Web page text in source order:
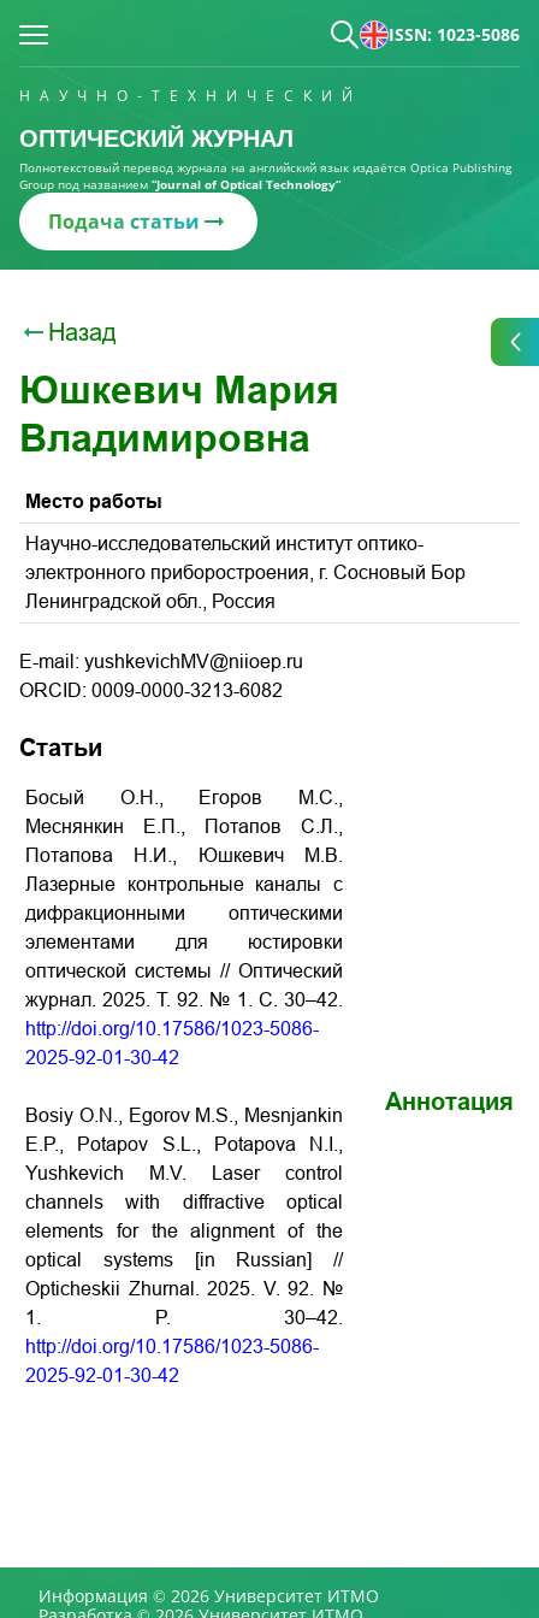
ISSN: 1023-5086
НАУЧНО-ТЕХНИЧЕСКИЙ
ОПТИЧЕСКИЙ ЖУРНАЛ
Полнотекстовый перевод журнала на английский язык издаётся Optica Publishing
Group под названием “Journal of Optical Technology“
Подача статьи
Назад
Юшкевич Мария
Владимировна
Место работы
Научно-исследовательский институт оптико-
электронного приборостроения, г. Сосновый Бор
Ленинградской обл., Россия
E-mail: yushkevichMV@niioep.ru
ORCID: 0009-0000-3213-6082
Статьи
Босый О.Н., Егоров М.С.,
Меснянкин Е.П., Потапов С.Л.,
Потапова Н.И., Юшкевич М.В.
Лазерные контрольные каналы с
дифракционными оптическими
элементами для юстировки
оптической системы // Оптический
журнал. 2025. Т. 92. № 1. С. 30–42.
http://doi.org/10.17586/1023-5086-
2025-92-01-30-42
Bosiy O.N., Egorov M.S., Mesnjankin
E.P., Potapov S.L., Potapova N.I.,
Yushkevich M.V. Laser control
channels with diffractive optical
elements for the alignment of the
optical systems [in Russian] //
Opticheskii Zhurnal. 2025. V. 92. №
1. P. 30–42.
http://doi.org/10.17586/1023-5086-
2025-92-01-30-42
Аннотация
Информация © 2026 Университет ИТМО